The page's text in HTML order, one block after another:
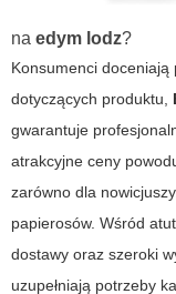
na edym lodz?
Konsumenci doceniają
dotyczących produktu,
gwarantuje
atrakcyjne ceny
zarówno dla
papierosów. Wśród
dostawy oraz szeroki
uzupełniają potrzeby